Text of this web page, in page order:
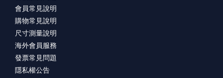
會員常見說明
購物常見說明
尺寸測量說明
海外會員服務
發票常見問題
隱私權公告